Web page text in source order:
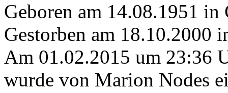
Geboren am 14.08.1951 in
Gestorben am 18.10.2000
Am 01.02.2015 um 23:36
wurde von Marion Nodes